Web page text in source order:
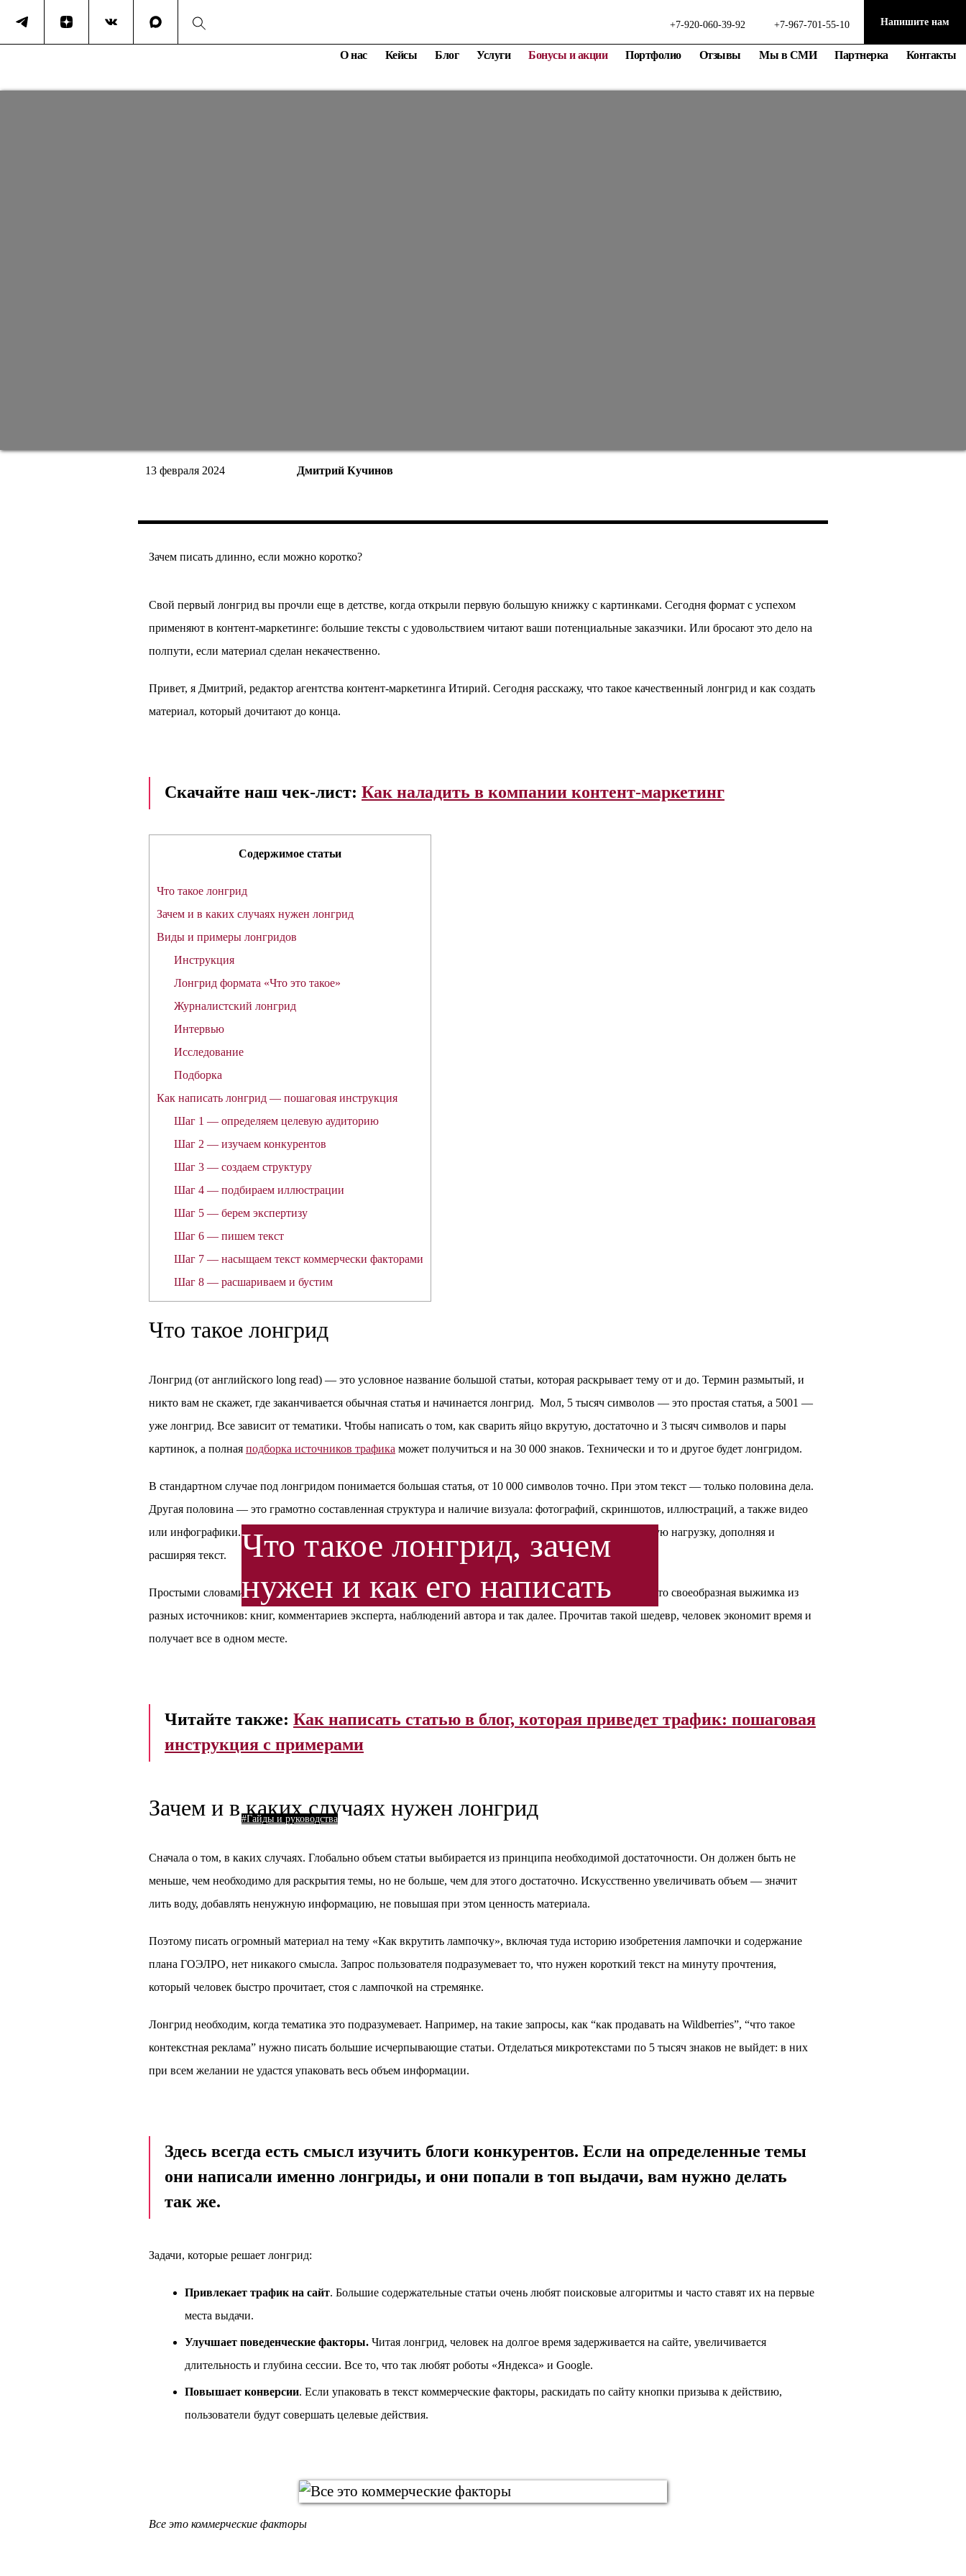
+7-920-060-39-92 +7-967-701-55-10 Напишите нам
О нас Кейсы Блог Услуги Бонусы и акции Портфолио Отзывы Мы в СМИ Партнерка Контакты
13 февраля 2024 Дмитрий Кучинов
Что такое лонгрид, зачем
нужен и как его написать
#Гайды и руководства
Зачем писать длинно, если можно коротко?
Свой первый лонгрид вы прочли еще в детстве, когда открыли первую большую книжку с картинками. Сегодня формат с успехом
применяют в контент-маркетинге: большие тексты с удовольствием читают ваши потенциальные заказчики. Или бросают это дело на
полпути, если материал сделан некачественно.
Привет, я Дмитрий, редактор агентства контент-маркетинга Итирий. Сегодня расскажу, что такое качественный лонгрид и как создать
материал, который дочитают до конца.
Скачайте наш чек-лист: Как наладить в компании контент-маркетинг
Содержимое статьи
Что такое лонгрид
Зачем и в каких случаях нужен лонгрид
Виды и примеры лонгридов
Инструкция
Лонгрид формата «Что это такое»
Журналистский лонгрид
Интервью
Исследование
Подборка
Как написать лонгрид — пошаговая инструкция
Шаг 1 — определяем целевую аудиторию
Шаг 2 — изучаем конкурентов
Шаг 3 — создаем структуру
Шаг 4 — подбираем иллюстрации
Шаг 5 — берем экспертизу
Шаг 6 — пишем текст
Шаг 7 — насыщаем текст коммерчески факторами
Шаг 8 — расшариваем и бустим
Что такое лонгрид
Лонгрид (от английского long read) — это условное название большой статьи, которая раскрывает тему от и до. Термин размытый, и
никто вам не скажет, где заканчивается обычная статья и начинается лонгрид. Мол, 5 тысяч символов — это простая статья, а 5001 —
уже лонгрид. Все зависит от тематики. Чтобы написать о том, как сварить яйцо вкрутую, достаточно и 3 тысяч символов и пары
картинок, а полная подборка источников трафика может получиться и на 30 000 знаков. Технически и то и другое будет лонгридом.
В стандартном случае под лонгридом понимается большая статья, от 10 000 символов точно. При этом текст — только половина дела.
Другая половина — это грамотно составленная структура и наличие визуала: фотографий, скриншотов, иллюстраций, а также видео
или инфографики. При этом такие элементы должны не просто разбавлять материал, а нести смысловую нагрузку, дополняя и
расширяя текст.
Простыми словами, лонгрид — это просто большая и исчерпывающая статья на определенную тему. Это своеобразная выжимка из
разных источников: книг, комментариев эксперта, наблюдений автора и так далее. Прочитав такой шедевр, человек экономит время и
получает все в одном месте.
Читайте также: Как написать статью в блог, которая приведет трафик: пошаговая
инструкция с примерами
Зачем и в каких случаях нужен лонгрид
Сначала о том, в каких случаях. Глобально объем статьи выбирается из принципа необходимой достаточности. Он должен быть не
меньше, чем необходимо для раскрытия темы, но не больше, чем для этого достаточно. Искусственно увеличивать объем — значит
лить воду, добавлять ненужную информацию, не повышая при этом ценность материала.
Поэтому писать огромный материал на тему «Как вкрутить лампочку», включая туда историю изобретения лампочки и содержание
плана ГОЭЛРО, нет никакого смысла. Запрос пользователя подразумевает то, что нужен короткий текст на минуту прочтения,
который человек быстро прочитает, стоя с лампочкой на стремянке.
Лонгрид необходим, когда тематика это подразумевает. Например, на такие запросы, как “как продавать на Wildberries”, “что такое
контекстная реклама” нужно писать большие исчерпывающие статьи. Отделаться микротекстами по 5 тысяч знаков не выйдет: в них
при всем желании не удастся упаковать весь объем информации.
Здесь всегда есть смысл изучить блоги конкурентов. Если на определенные темы
они написали именно лонгриды, и они попали в топ выдачи, вам нужно делать
так же.
Задачи, которые решает лонгрид:
Привлекает трафик на сайт. Большие содержательные статьи очень любят поисковые алгоритмы и часто ставят их на первые
места выдачи.
Улучшает поведенческие факторы. Читая лонгрид, человек на долгое время задерживается на сайте, увеличивается
длительность и глубина сессии. Все то, что так любят роботы «Яндекса» и Google.
Повышает конверсии. Если упаковать в текст коммерческие факторы, раскидать по сайту кнопки призыва к действию,
пользователи будут совершать целевые действия.
Все это коммерческие факторы